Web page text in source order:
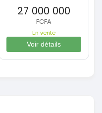
27 000 000
FCFA
En vente
Voir détails